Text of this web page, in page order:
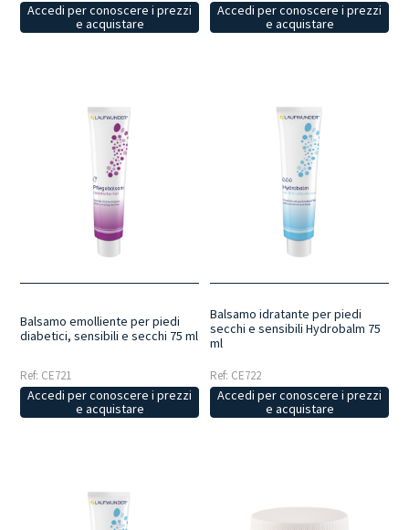
Accedi per conoscere i prezzi
e acquistare
Accedi per conoscere i prezzi
e acquistare
Balsamo emolliente per piedi
diabetici, sensibili e secchi 75 ml
Ref: CE721
Accedi per conoscere i prezzi
e acquistare
Balsamo idratante per piedi
secchi e sensibili Hydrobalm 75
ml
Ref: CE722
Accedi per conoscere i prezzi
e acquistare